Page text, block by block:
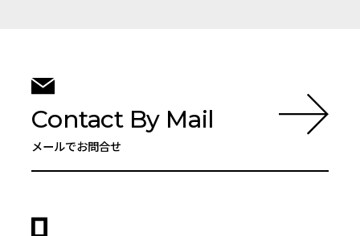
Contact By Mail
メールでお問合せ